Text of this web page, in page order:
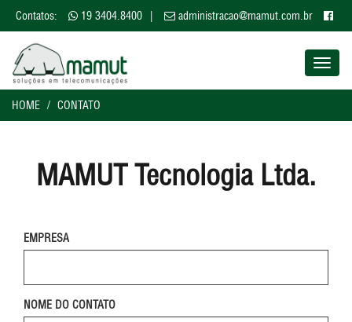
Contatos: 19 3404.8400 | administracao@mamut.com.br
HOME CONTATO
MAMUT Tecnologia Ltda.
EMPRESA
NOME DO CONTATO